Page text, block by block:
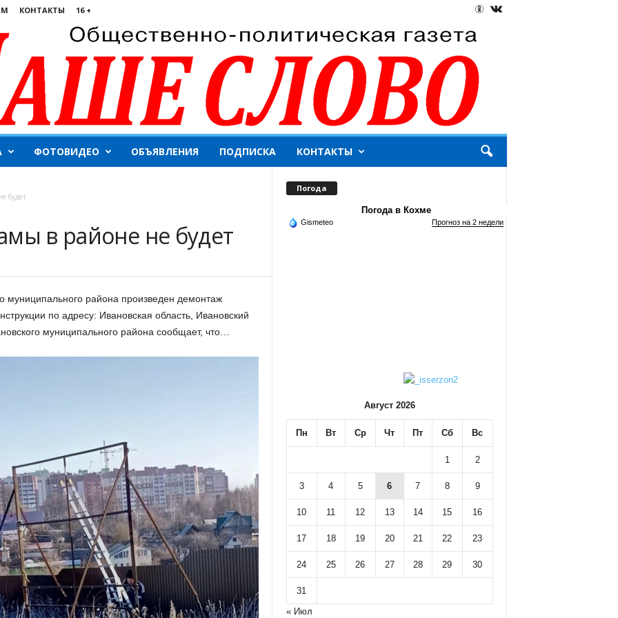
КОНТАКТЫ 16 +
ФОТОВИДЕО ОБЪЯВЛЕНИЯ ПОДПИСКА КОНТАКТЫ
будет
в районе не будет
муниципального района произведен демонтаж
по адресу: Ивановская область, Ивановский
муниципального района сообщает, что…
Погода
Погода в Кохме
Gismeteo Прогноз на 2 недели
Август 2026
Пн Вт Ср Чт Пт Сб Вс
1 2
3 4 5 6 7 8 9
10 11 12 13 14 15 16
17 18 19 20 21 22 23
24 25 26 27 28 29 30
31
« Июл